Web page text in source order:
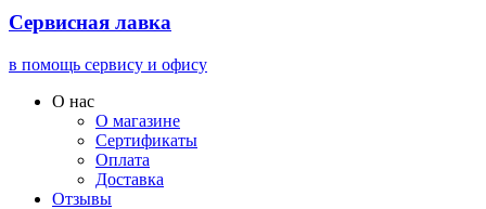
Сервисная лавка
в помощь сервису и офису
О нас
О магазине
Сертификаты
Оплата
Доставка
Отзывы